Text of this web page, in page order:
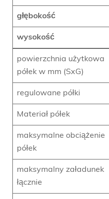
głębokość
wysokość
powierzchnia użytkowa
półek w mm (SxG)
regulowane półki
Materiał półek
maksymalne obciążenie
półek
maksymalny załadunek
łącznie